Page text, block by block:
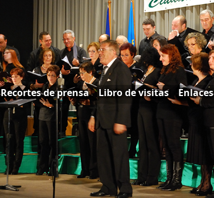
Recortes de prensa Libro de visitas Enlaces